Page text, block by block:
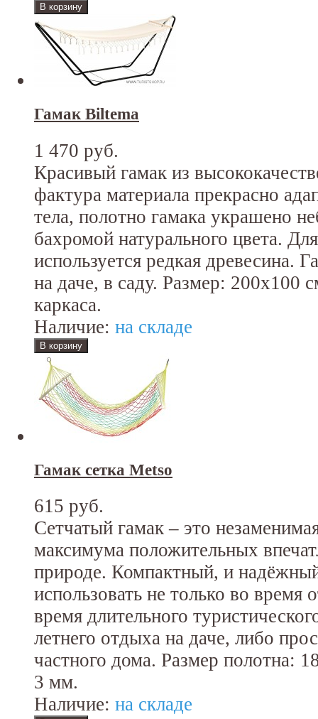
Гамак Biltema
1 470 руб.
Красивый гамак из
фактура материала прекрасно
тела, полотно гамака украшено
бахромой натурального цвета.
используется редкая древесина.
на даче, в саду. Размер: 200x100
каркаса.
Наличие: на складе
Гамак сетка Metso
615 руб.
Сетчатый гамак – это
максимума положительных
природе. Компактный, и
использовать не только во время
время длительного
летнего отдыха на даче, либо
частного дома. Размер полотна:
3 мм.
Наличие: на складе